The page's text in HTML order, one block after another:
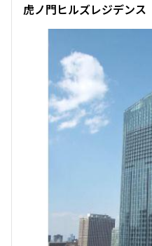
虎ノ門ヒルズレジデンス